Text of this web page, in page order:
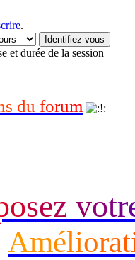
.
et durée de la session
s du forum
osez votr
Améliorat